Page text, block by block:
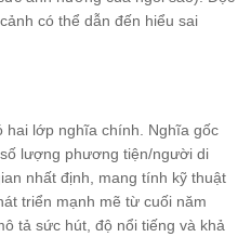
có thể dẫn đến hiểu sai
hai lớp nghĩa chính. Nghĩa gốc
lượng phương tiện/người di
nhất định, mang tính kỹ thuật
triển mạnh mẽ từ cuối năm
tả sức hút, độ nổi tiếng và khả